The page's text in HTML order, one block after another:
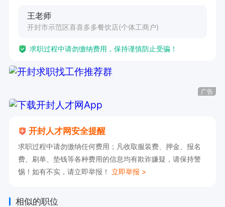
利，可提供住宿。
工作地点：开封龙亭区餐饮店
供有力支持。优先录用有餐饮经验者，若你认真负
受工作餐、免费培训及节日福利，还有舒适的住宿
环境可选。工作时间灵活，薪资待遇优厚。详情面
谈，夜班优先，期待你的加入，共创美好餐饮工作
王老师
开封市示范区喜喜多多餐饮店(个体工商户)
求职过程中请勿缴纳费用，保持谨慎防止受骗！
广告
开封人才网安全提醒
求职过程中请勿缴纳任何费用；凡收取服装费、押金、报名
费、刷单、垫钱等各种费用的信息均有欺诈嫌疑，请保持警
惕！如有不实，请立即举报！ 立即举报 >
相似的职位